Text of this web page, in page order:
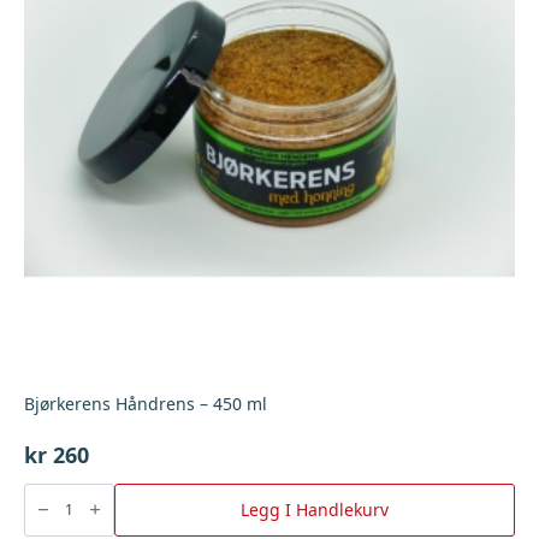
Bjørkerens Håndrens – 450 ml
kr 260
Bjørkerens
Håndrens
450
Legg I Handlekurv